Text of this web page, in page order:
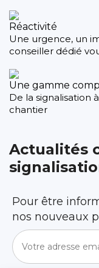
Réactivité
Une urgence, un
conseiller dédié
Une gamme
De la signalisation
chantier
Actualités
Pour être
nos nouveaux